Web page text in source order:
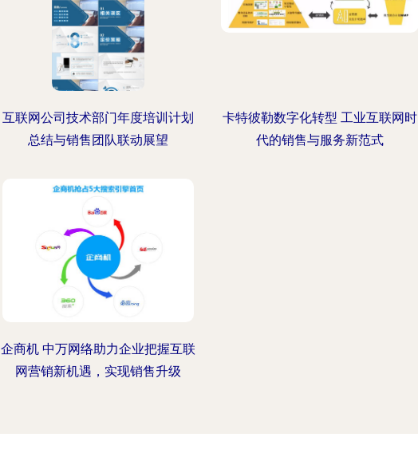
互联网公司技术部门年度培训计划
总结与销售团队联动展望
卡特彼勒数字化转型 工业互联网时
代的销售与服务新范式
企商机 中万网络助力企业把握互联
网营销新机遇，实现销售升级